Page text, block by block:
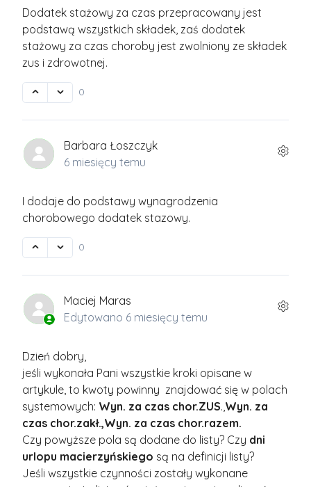
Dodatek stażowy za czas przepracowany jest
podstawą wszystkich składek, zaś dodatek
stażowy za czas choroby jest zwolniony ze składek
zus i zdrowotnej.
0
Barbara Łoszczyk
6 miesięcy temu
I dodaje do podstawy wynagrodzenia
chorobowego dodatek stazowy.
0
Maciej Maras
Edytowano 6 miesięcy temu
Dzień dobry,
jeśli wykonała Pani wszystkie kroki opisane w
artykule, to kwoty powinny znajdować się w polach
systemowych: Wyn. za czas chor.ZUS.,Wyn. za
czas chor.zakł.,Wyn. za czas chor.razem.
Czy powyższe pola są dodane do listy? Czy dni
urlopu macierzyńskiego są na definicji listy?
Jeśli wszystkie czynności zostały wykonane